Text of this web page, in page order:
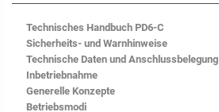
Technisches Handbuch PD6-C
Sicherheits- und Warnhinweise
Technische Daten und Anschlussbelegung
Inbetriebnahme
Generelle Konzepte
Betriebsmodi